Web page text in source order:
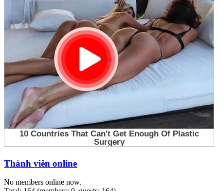
Thành viên online
No members online now.